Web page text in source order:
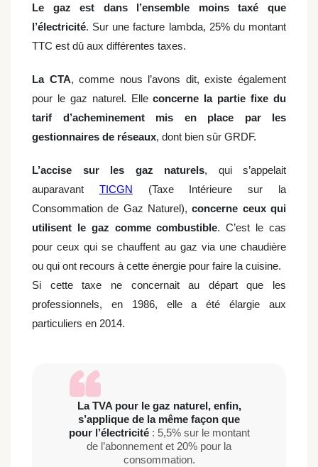
Le gaz est dans l’ensemble moins taxé que
l’électricité. Sur une facture lambda, 25% du montant
TTC est dû aux différentes taxes.
La CTA, comme nous l’avons dit, existe également
pour le gaz naturel. Elleconcerne la partie fixe du
tarif d’acheminement mis en place par les
gestionnaires de réseaux, dont bien sûr GRDF.
L’accise sur les gaz naturels, qui s’appelait
auparavant TICGN (Taxe Intérieure sur la
Consommation de Gaz Naturel),concerne ceux qui
utilisent le gaz comme combustible. C’est le cas
pour ceux qui se chauffent au gaz via une chaudière
ou qui ont recours à cette énergie pour faire la cuisine.
Si cette taxe ne concernait au départ que les
professionnels, en 1986, elle a été élargie aux
particuliers en 2014.
La TVA pour le gaz naturel, enfin,
s’applique de la même façon que
pour l’électricité : 5,5% sur le montant
de l’abonnement et 20% pour la
consommation.